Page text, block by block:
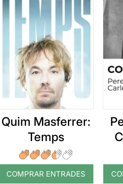
Quim Masferrer:
Temps
COMPRAR ENTRADES